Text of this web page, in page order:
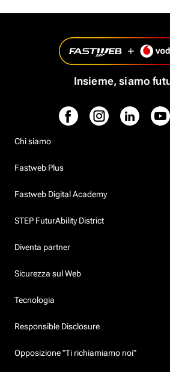
Insieme, siamo
Chi siamo
Fastweb Plus
Fastweb Digital Academy
STEP FuturAbility District
Diventa partner
Sicurezza sul Web
Tecnologia
Responsible Disclosure
Opposizione "Ti richiamiamo noi"